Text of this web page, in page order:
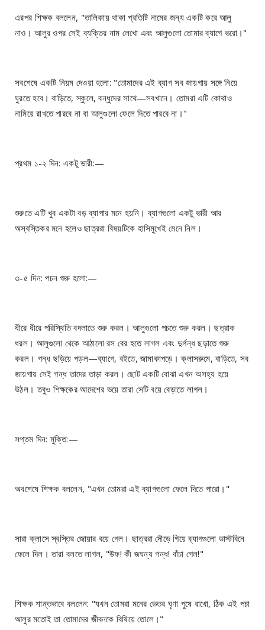
এরপর শিক্ষক বললেন, "তালিকায় থাকা প্রতিটি নামের জন্য একটি করে আলু
নাও। আলুর ওপর সেই ব্যক্তির নাম লেখো এবং আলুগুলো তোমার ব্যাগে ভরো।"
সবশেষে একটি নিয়ম দেওয়া হলো: "তোমাদের এই ব্যাগ সব জায়গায় সঙ্গে নিয়ে
ঘুরতে হবে। বাড়িতে, স্কুলে, বন্ধুদের সাথে—সবখানে। তোমরা এটি কোথাও
নামিয়ে রাখতে পারবে না বা আলুগুলো ফেলে দিতে পারবে না।"
প্রথম ১-২ দিন: একটু ভারী:—
শুরুতে এটি খুব একটা বড় ব্যাপার মনে হয়নি। ব্যাগগুলো একটু ভারী আর
অস্বস্তিকর মনে হলেও ছাত্ররা বিষয়টিকে হাসিমুখেই মেনে নিল।
৩-৫ দিন: পচন শুরু হলো:—
ধীরে ধীরে পরিস্থিতি বদলাতে শুরু করল। আলুগুলো পচতে শুরু করল। ছত্রাক
ধরল। আলুগুলো থেকে আঠালো রস বের হতে লাগল এবং দুর্গন্ধ ছড়াতে শুরু
করল। গন্ধ ছড়িয়ে পড়ল—ব্যাগে, বইতে, জামাকাপড়ে। ক্লাসরুমে, বাড়িতে, সব
জায়গায় সেই গন্ধ তাদের তাড়া করল। ছোট একটি বোঝা এখন অসহ্য হয়ে
উঠল। তবুও শিক্ষকের আদেশের ভয়ে তারা সেটি বয়ে বেড়াতে লাগল।
সপ্তম দিন: মুক্তি:—
অবশেষে শিক্ষক বললেন, "এখন তোমরা এই ব্যাগগুলো ফেলে দিতে পারো।"
সারা ক্লাসে স্বস্তির জোয়ার বয়ে গেল। ছাত্ররা দৌড়ে গিয়ে ব্যাগগুলো ডাস্টবিনে
ফেলে দিল। তারা বলতে লাগল, "উফ! কী জঘন্য গন্ধ! বাঁচা গেল!"
শিক্ষক শান্তভাবে বললেন: "যখন তোমরা মনের ভেতর ঘৃণা পুষে রাখো, ঠিক এই পচা
আলুর মতোই তা তোমাদের জীবনকে বিষিয়ে তোলে।"